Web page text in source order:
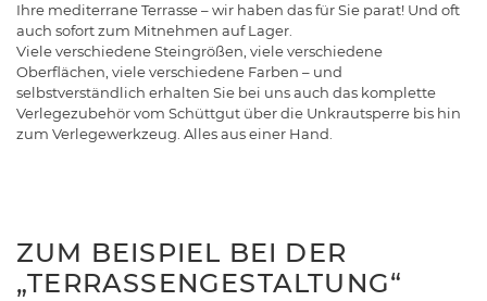
Ihre mediterrane Terrasse – wir haben das für Sie parat! Und oft
auch sofort zum Mitnehmen auf Lager.
Viele verschiedene Steingrößen, viele verschiedene
Oberflächen, viele verschiedene Farben – und
selbstverständlich erhalten Sie bei uns auch das komplette
Verlegezubehör vom Schüttgut über die Unkrautsperre bis hin
zum Verlegewerkzeug. Alles aus einer Hand.
ZUM BEISPIEL BEI DER
„TERRASSENGESTALTUNG“